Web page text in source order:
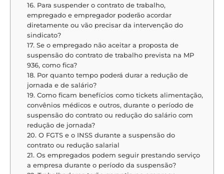
16. Para suspender o contrato de trabalho,
empregado e empregador poderão acordar
diretamente ou vão precisar da intervenção do
sindicato?
17. Se o empregado não aceitar a proposta de
suspensão do contrato de trabalho prevista na MP
936, como fica?
18. Por quanto tempo poderá durar a redução de
jornada e de salário?
19. Como ficam benefícios como tickets alimentação,
convênios médicos e outros, durante o período de
suspensão do contrato ou redução do salário com
redução de jornada?
20. O FGTS e o INSS durante a suspensão do
contrato ou redução salarial
21. Os empregados podem seguir prestando serviço
a empresa durante o período da suspensão?